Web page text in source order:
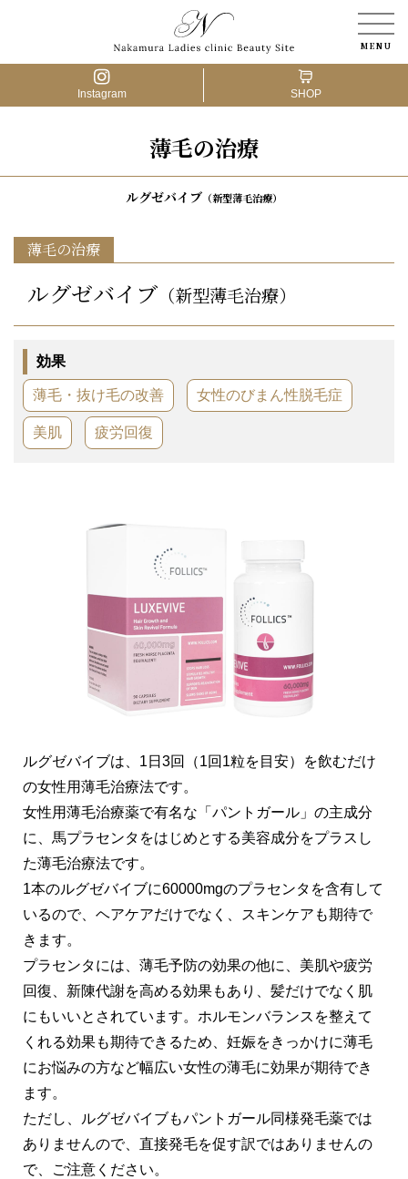
産科・婦人科
0797-88-1103
婦人科形成
肌の治療
骨盤ケア
ピアス穴あけ
薄毛の治療
ルグゼバイブ （新型薄毛治療）
薄毛の治療
ルグゼバイブ （新型薄毛治療）
効果
薄毛・抜け毛の改善 女性のびまん性脱毛症
美肌 疲労回復
ルグゼバイブは、1日3回（1回1粒を目安）を飲むだけ
の女性用薄毛治療法です。
女性用薄毛治療薬で有名な「パントガール」の主成分
に、馬プラセンタをはじめとする美容成分をプラスし
た薄毛治療法です。
1本のルグゼバイブに60000mgのプラセンタを含有して
いるので、ヘアケアだけでなく、スキンケアも期待で
きます。
プラセンタには、薄毛予防の効果の他に、美肌や疲労
回復、新陳代謝を高める効果もあり、髪だけでなく肌
にもいいとされています。ホルモンバランスを整えて
くれる効果も期待できるため、妊娠をきっかけに薄毛
にお悩みの方など幅広い女性の薄毛に効果が期待でき
ます。
ただし、ルグゼバイブもパントガール同様発毛薬では
ありませんので、直接発毛を促す訳ではありませんの
で、ご注意ください。
Instagram SHOP